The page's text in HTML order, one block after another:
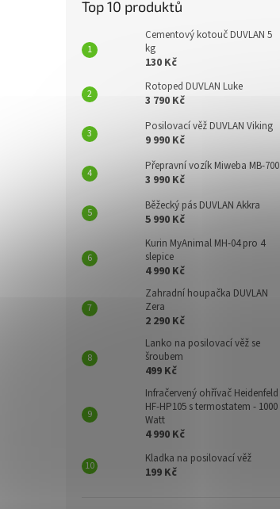
Top 10 produktů
Cementový kotouč DUVLAN 5
kg
130 Kč
Rotoped DUVLAN Luke
3 790 Kč
Posilovací věž DUVLAN Viking
9 990 Kč
Přepravní vozík Miweba MB-700
3 990 Kč
Běžecký pás DUVLAN Akkra
5 990 Kč
Kurin MyAnimal MH-04 pro 4
slepice
4 990 Kč
Zahradní houpačka DUVLAN
Zera
2 290 Kč
Lanko na posilovací věž se
šroubem
499 Kč
Infračervený ohřívač Heidenfeld
HF-HP105 s termostatem - 1000
Watt
4 990 Kč
Kladka na posilovací věž
199 Kč